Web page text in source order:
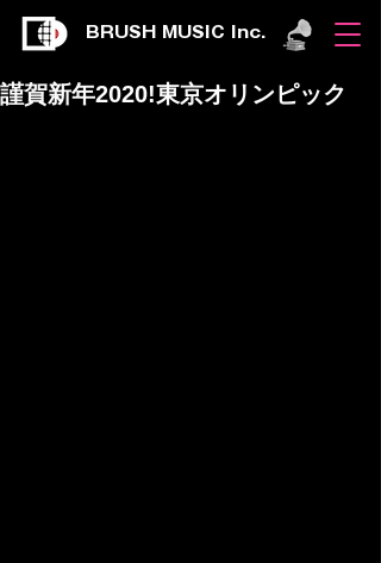
BRUSH MUSIC Inc.
謹賀新年2020!東京オリンピック